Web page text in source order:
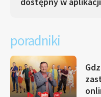
poradniki